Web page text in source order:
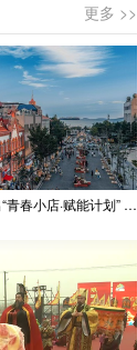
更多 >>
青岛市市南区推出“青春小店·赋能计划” 聚满青岛温情